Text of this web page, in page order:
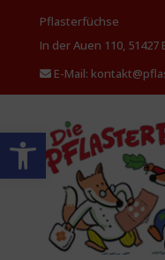
Pflasterfüchse
In der Auen 110, 51427
E-Mail: